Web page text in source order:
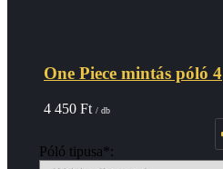
One Piece mintás póló 4
4 450 Ft / db
Póló tipusa*: